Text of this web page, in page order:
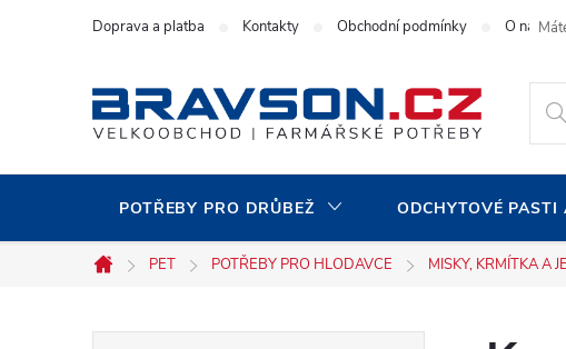
Doprava a platba Kontakty Obchodní podmínky O naší
POTŘEBY PRO DRŮBEŽ ODCHYTOVÉ PASTI
Domů
PET POTŘEBY PRO HLODAVCE MISKY, KRMÍTKA A